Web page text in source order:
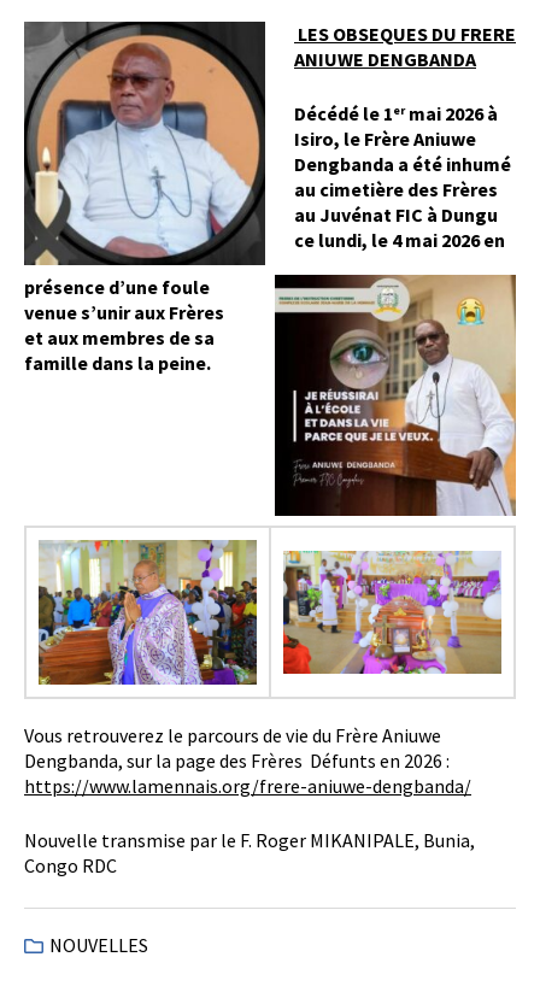
LES OBSEQUES DU FRERE
ANIUWE DENGBANDA
Décédé le 1er mai 2026 à
Isiro, le Frère Aniuwe
Dengbanda a été inhumé
au cimetière des Frères
au Juvénat FIC à Dungu
ce lundi, le 4 mai 2026 en
présence d’une foule
venue s’unir aux Frères
et aux membres de sa
famille dans la peine.
Vous retrouverez le parcours de vie du Frère Aniuwe
Dengbanda, sur la page des Frères Défunts en 2026 :
https://www.lamennais.org/frere-aniuwe-dengbanda/
Nouvelle transmise par le F. Roger MIKANIPALE, Bunia,
Congo RDC
NOUVELLES